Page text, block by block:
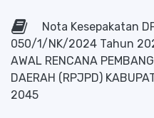
Nota Kesepakatan
050/1/NK/2024 Tahun
AWAL RENCANA
DAERAH (RPJPD)
2045